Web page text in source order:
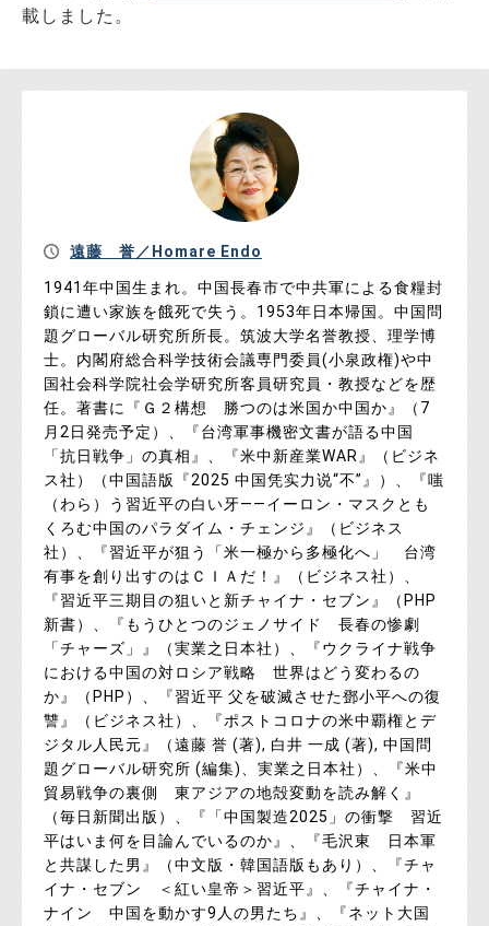
載しました。
遠藤 誉／Homare Endo
1941年中国生まれ。中国長春市で中共軍による食糧封
鎖に遭い家族を餓死で失う。1953年日本帰国。中国問
題グローバル研究所所長。筑波大学名誉教授、理学博
士。内閣府総合科学技術会議専門委員(小泉政権)や中
国社会科学院社会学研究所客員研究員・教授などを歴
任。著書に『Ｇ２構想 勝つのは米国か中国か』（7
月2日発売予定）、『台湾軍事機密文書が語る中国
「抗日戦争」の真相』、『米中新産業WAR』（ビジネ
ス社）（中国語版『2025 中国凭实力说“不”』）、『嗤
（わら）う習近平の白い牙――イーロン・マスクとも
くろむ中国のパラダイム・チェンジ』（ビジネス
社）、『習近平が狙う「米一極から多極化へ」 台湾
有事を創り出すのはＣＩＡだ！』（ビジネス社）、
『習近平三期目の狙いと新チャイナ・セブン』（PHP
新書）、『もうひとつのジェノサイド 長春の惨劇
「チャーズ」』（実業之日本社）、『ウクライナ戦争
における中国の対ロシア戦略 世界はどう変わるの
か』（PHP）、『習近平 父を破滅させた鄧小平への復
讐』（ビジネス社）、『ポストコロナの米中覇権とデ
ジタル人民元』（遠藤 誉 (著), 白井 一成 (著), 中国問
題グローバル研究所 (編集)、実業之日本社）、『米中
貿易戦争の裏側 東アジアの地殻変動を読み解く』
（毎日新聞出版）、『「中国製造2025」の衝撃 習近
平はいま何を目論んでいるのか』、『毛沢東 日本軍
と共謀した男』（中文版・韓国語版もあり）、『チャ
イナ・セブン ＜紅い皇帝＞習近平』、『チャイナ・
ナイン 中国を動かす9人の男たち』、『ネット大国